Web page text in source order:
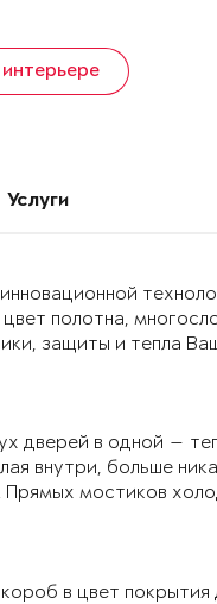
Услуги
полотна,
защиты и тепла
дверей в одной —
внутри, больше
Прямых мостиков
в цвет